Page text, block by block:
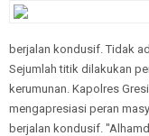
berjalan kondusif. Tidak
Sejumlah titik dilakukan
kerumunan. Kapolres
mengapresiasi peran
berjalan kondusif.